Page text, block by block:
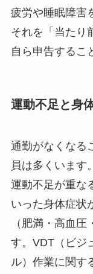
疲労や睡眠障害
それを「当たり
自ら申告するこ
運動不足と身
通勤がなくなる
員は多くいます
運動不足が重な
いった身体症状
（肥満・高血
す。VDT（ビジ
ル）作業に関す